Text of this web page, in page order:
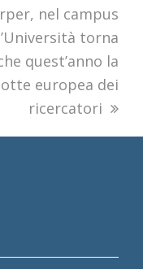
nel campus
torna
quest’anno la
europea dei
ricercatori